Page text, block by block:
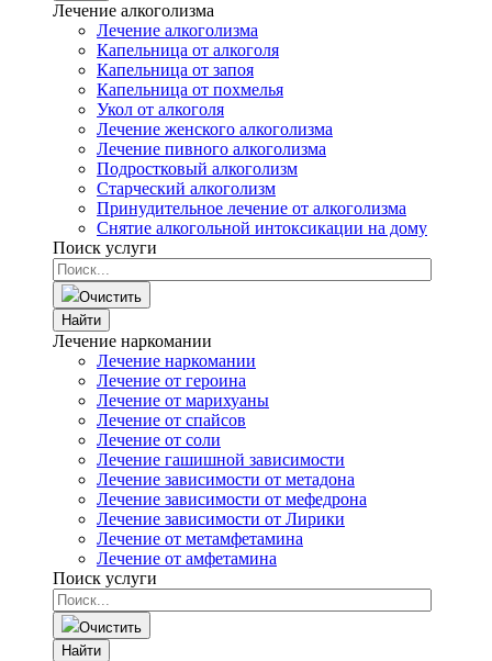
Лечение алкоголизма
Лечение алкоголизма
Капельница от алкоголя
Капельница от запоя
Капельница от похмелья
Укол от алкоголя
Лечение женского алкоголизма
Лечение пивного алкоголизма
Подростковый алкоголизм
Старческий алкоголизм
Принудительное лечение от алкоголизма
Снятие алкогольной интоксикации на дому
Поиск услуги
Очистить
Найти
Лечение наркомании
Лечение наркомании
Лечение от героина
Лечение от марихуаны
Лечение от спайсов
Лечение от соли
Лечение гашишной зависимости
Лечение зависимости от метадона
Лечение зависимости от мефедрона
Лечение зависимости от Лирики
Лечение от метамфетамина
Лечение от амфетамина
Поиск услуги
Очистить
Найти